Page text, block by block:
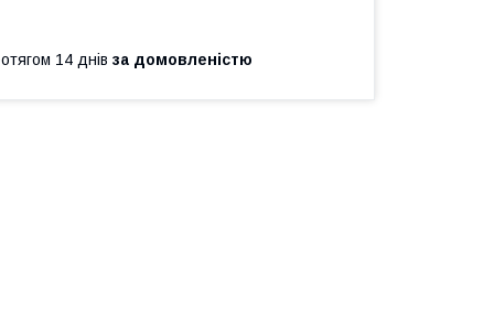
14 днів за домовленістю